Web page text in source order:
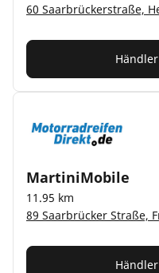
60 Saarbrückerstraße,
MartiniMobile
11.95 km
89 Saarbrücker Straße,